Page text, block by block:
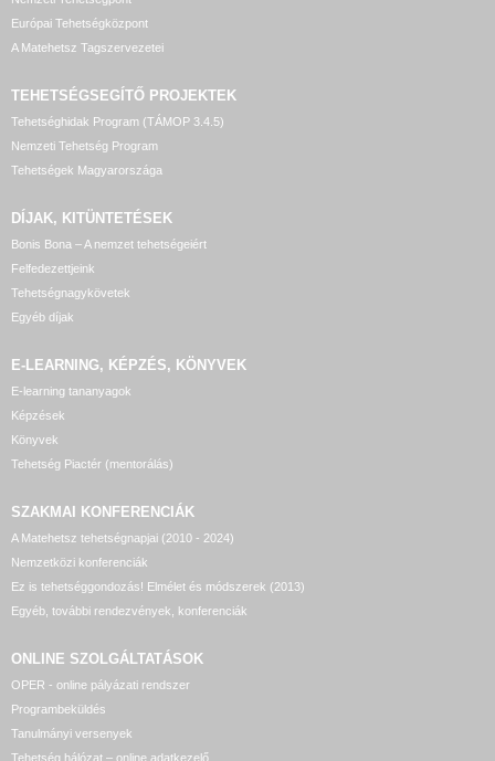
Európai Tehetségközpont
A Matehetsz Tagszervezetei
TEHETSÉGSEGÍTŐ PROJEKTEK
Tehetséghidak Program (TÁMOP 3.4.5)
Nemzeti Tehetség Program
Tehetségek Magyarországa
DÍJAK, KITÜNTETÉSEK
Bonis Bona – A nemzet tehetségeiért
Felfedezettjeink
Tehetségnagykövetek
Egyéb díjak
E-LEARNING, KÉPZÉS, KÖNYVEK
E-learning tananyagok
Képzések
Könyvek
Tehetség Piactér (mentorálás)
SZAKMAI KONFERENCIÁK
A Matehetsz tehetségnapjai (2010 - 2024)
Nemzetközi konferenciák
Ez is tehetséggondozás! Elmélet és módszerek (2013)
Egyéb, további rendezvények, konferenciák
ONLINE SZOLGÁLTATÁSOK
OPER - online pályázati rendszer
Programbeküldés
Tanulmányi versenyek
Tehetség hálózat – online adatkezelő